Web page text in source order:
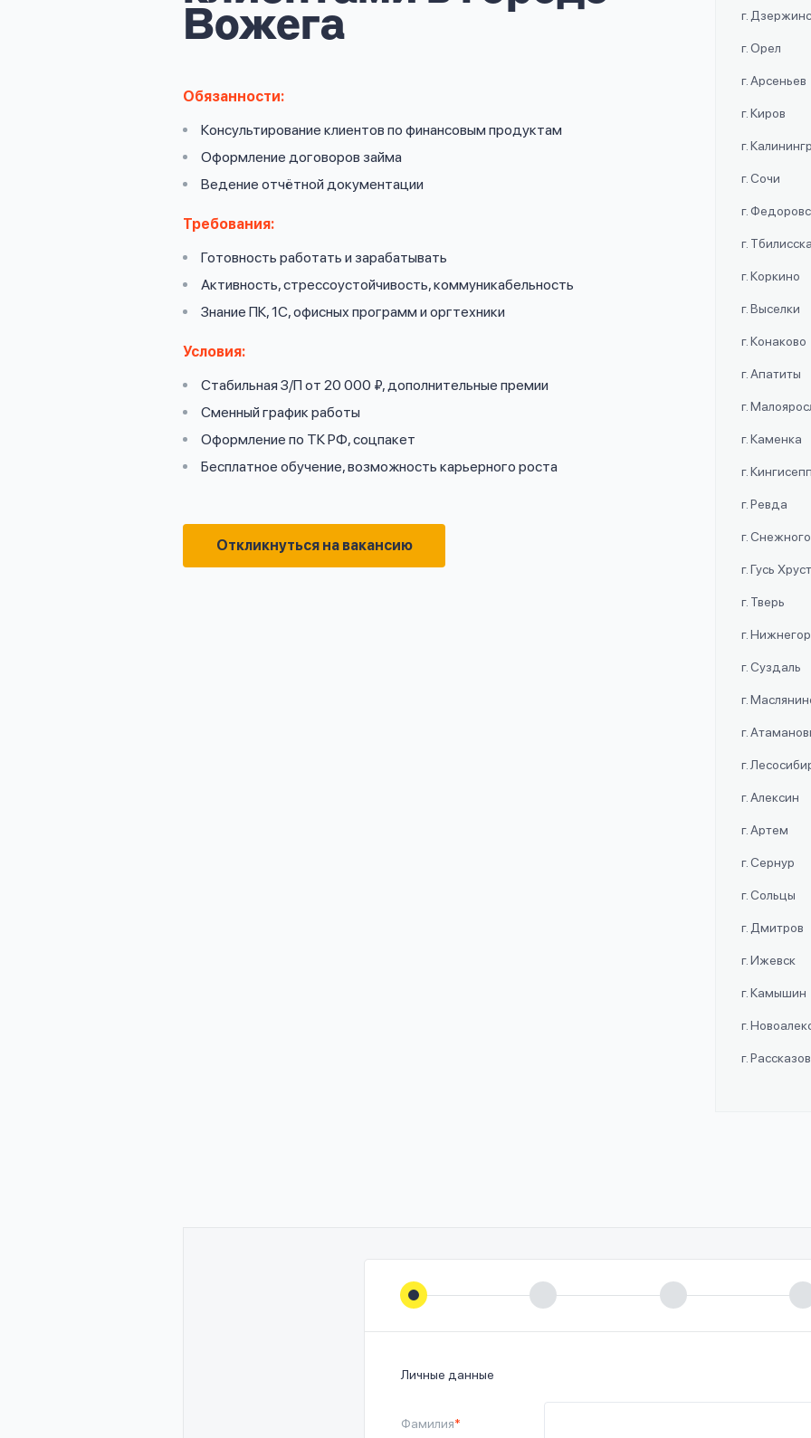
Вожега
Обязанности:
Консультирование клиентов по финансовым продуктам
Оформление договоров займа
Ведение отчётной документации
Требования:
Готовность работать и зарабатывать
Активность, стрессоустойчивость, коммуникабельность
Знание ПК, 1С, офисных программ и оргтехники
Условия:
Стабильная З/П от 20 000 ₽, дополнительные премии
Сменный график работы
Оформление по ТК РФ, соцпакет
Бесплатное обучение, возможность карьерного роста
Откликнуться на вакансию
г.
г. Орел
г. Арсеньев
г. Киров
г.
г. Сочи
г.
г.
г. Коркино
г. Выселки
г. Конаково
г. Апатиты
г.
г. Каменка
г. Кингисепп
г. Ревда
г.
г. Гусь
г. Тверь
г.
г. Суздаль
г.
г.
г.
г. Алексин
г. Артем
г. Сернур
г. Сольцы
г. Дмитров
г. Ижевск
г. Камышин
г.
г.
Личные данные
Фамилия*
Войти под другим номером